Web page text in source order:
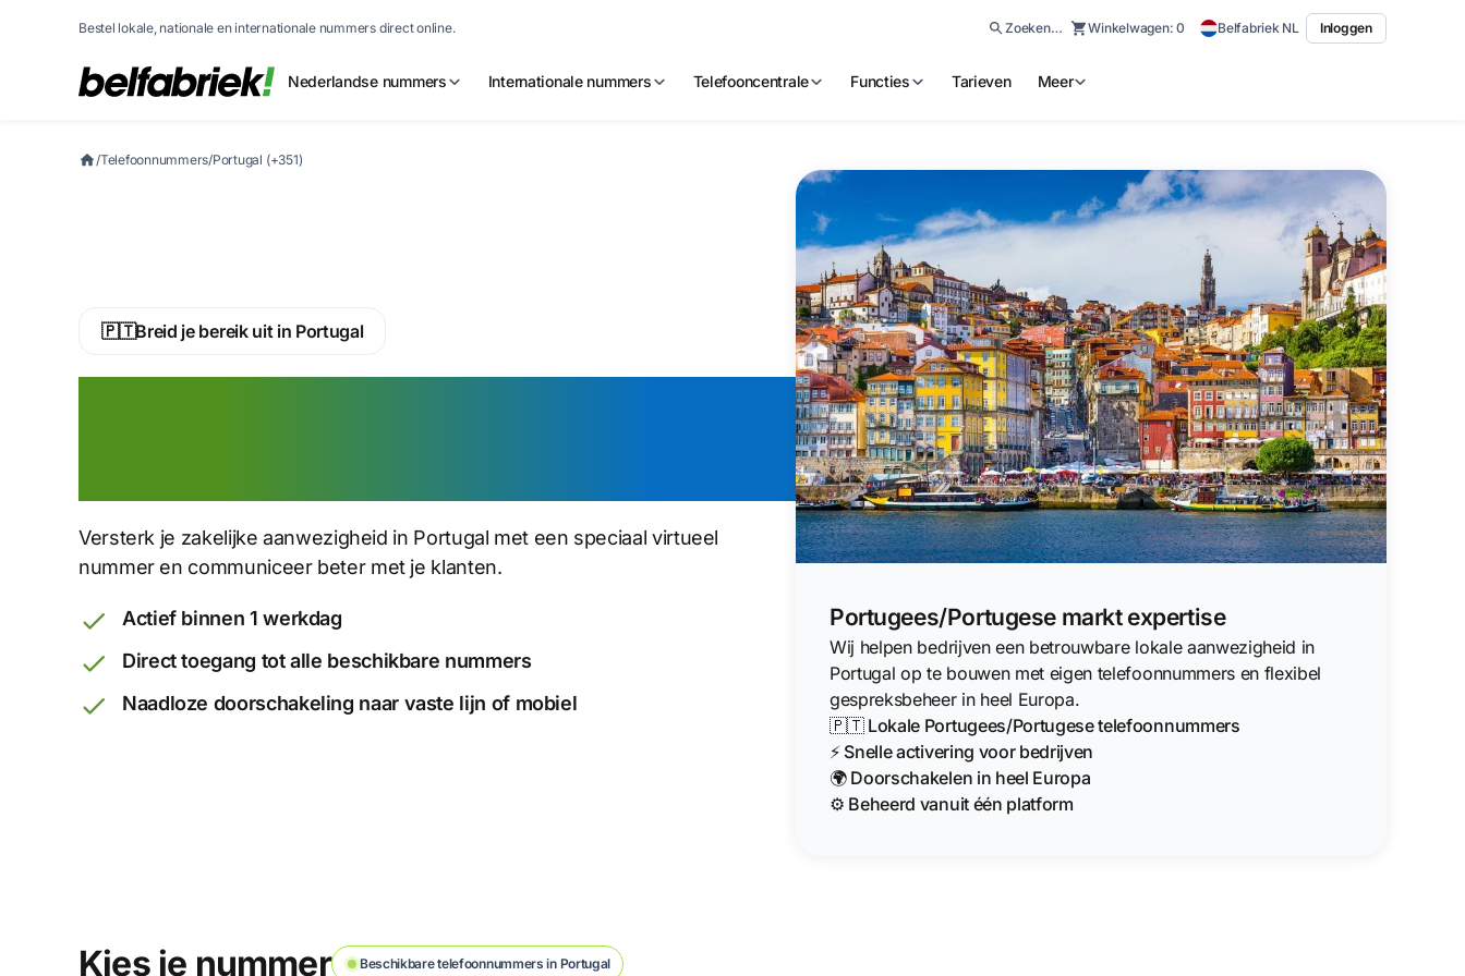
Bestel lokale, nationale en internationale nummers direct online. Zoeken… Winkelwagen:0 Belfabriek NL Inloggen
Nederlandse nummers Internationale nummers Telefooncentrale Functies Tarieven Meer
/Telefoonnummers/Portugal (+351)
🇵🇹Breid je bereik uit in Portugal
Versterk je zakelijke aanwezigheid in Portugal met een speciaal virtueel
nummer en communiceer beter met je klanten.
Actief binnen 1 werkdag
Direct toegang tot alle beschikbare nummers
Naadloze doorschakeling naar vaste lijn of mobiel
Portugees/Portugese markt expertise
Wij helpen bedrijven een betrouwbare lokale aanwezigheid in
Portugal op te bouwen met eigen telefoonnummers en flexibel
gespreksbeheer in heel Europa.
🇵🇹 Lokale Portugees/Portugese telefoonnummers
⚡ Snelle activering voor bedrijven
🌍 Doorschakelen in heel Europa
⚙️ Beheerd vanuit één platform
Kies je nummer Beschikbare telefoonnummers in Portugal